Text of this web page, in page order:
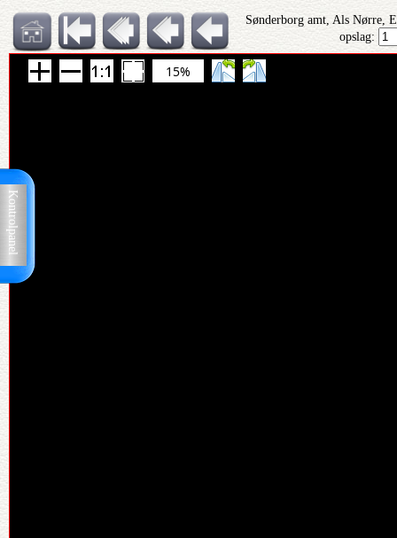
Kontrolpanel
Sønderborg amt, Als Nørre,
opslag:
15%